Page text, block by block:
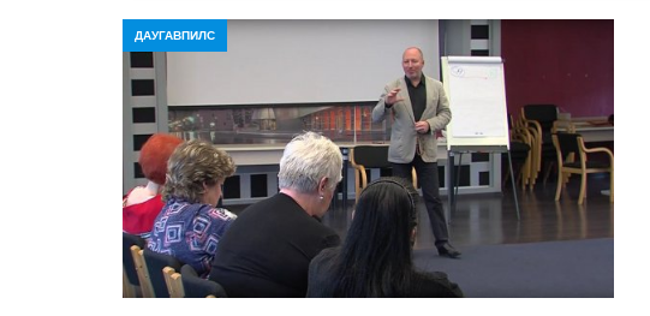
ДАУГАВПИЛС